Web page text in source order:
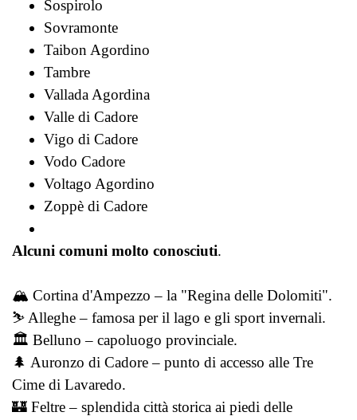
Sospirolo
Sovramonte
Taibon Agordino
Tambre
Vallada Agordina
Valle di Cadore
Vigo di Cadore
Vodo Cadore
Voltago Agordino
Zoppè di Cadore
Alcuni comuni molto conosciuti.
🏔️ Cortina d'Ampezzo – la "Regina delle Dolomiti".
⛷️ Alleghe – famosa per il lago e gli sport invernali.
🏛️ Belluno – capoluogo provinciale.
🌲 Auronzo di Cadore – punto di accesso alle Tre
Cime di Lavaredo.
🏰 Feltre – splendida città storica ai piedi delle